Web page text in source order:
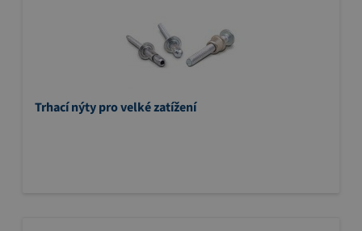
Trhací nýty pro velké zatížení